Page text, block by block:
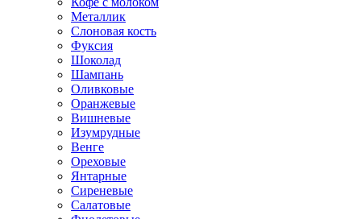
Металлик
Слоновая кость
Фуксия
Шоколад
Шампань
Оливковые
Оранжевые
Вишневые
Изумрудные
Венге
Ореховые
Янтарные
Сиреневые
Салатовые